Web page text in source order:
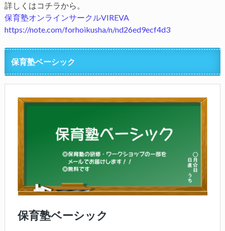
詳しくはコチラから。
保育塾オンラインサークルVIREVA
https://note.com/forhoikusha/n/nd26ed9ecf4d3
保育塾ベーシック